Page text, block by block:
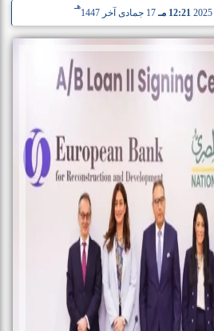
12:21 مـ 17 جمادى آخر 1447
هـ